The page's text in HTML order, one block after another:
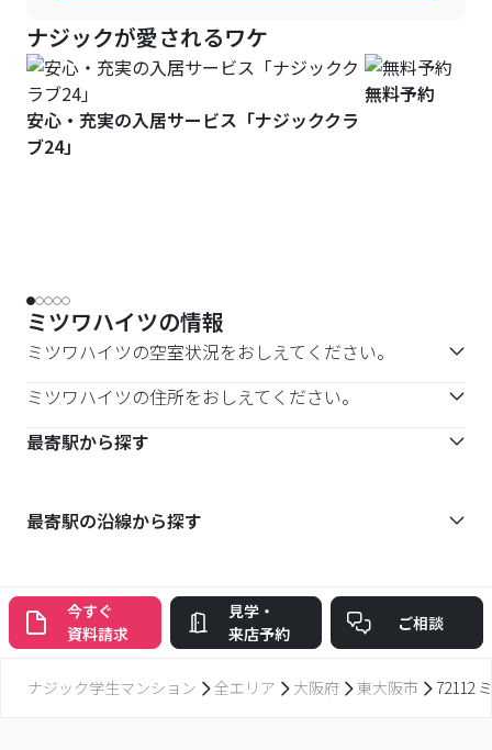
ナジックが愛されるワケ
安心・充実の入居サービス「ナジッククラ
ブ24」
無料予約
ミツワハイツの情報
ミツワハイツの空室状況をおしえてください。
ミツワハイツの住所をおしえてください。
最寄駅から探す
最寄駅の沿線から探す
今すぐ
資料請求
見学・
来店予約
ご相談
ナジック学生マンション 全エリア 大阪府 東大阪市 72112